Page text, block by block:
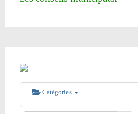
Catégories